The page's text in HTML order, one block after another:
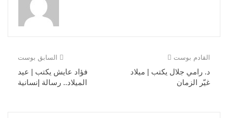
السابق بوست
فؤاد عايش يكتب | عيد
الميلاد.. رسالة إنسانية
القادم بوست
د. رامي جلال يكتب | ميلاد
غيّر الزمان